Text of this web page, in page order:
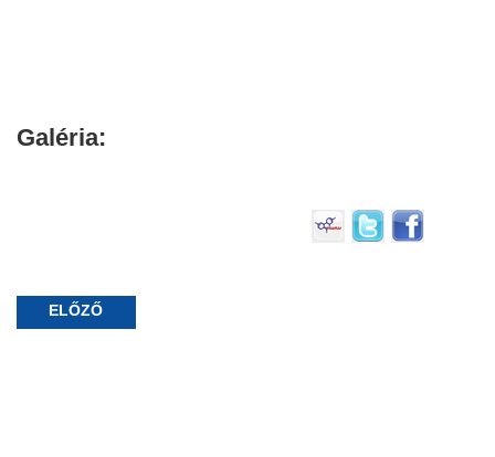
Galéria:
ELŐZŐ